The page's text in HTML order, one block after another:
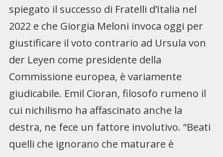
spiegato il successo di Fratelli d’Italia nel
2022 e che Giorgia Meloni invoca oggi per
giustificare il voto contrario ad Ursula von
der Leyen come presidente della
Commissione europea, è variamente
giudicabile. Emil Cioran, filosofo rumeno il
cui nichilismo ha affascinato anche la
destra, ne fece un fattore involutivo. “Beati
quelli che ignorano che maturare è